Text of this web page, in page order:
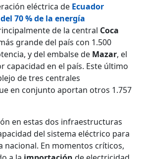
eléctrica de Ecuador
70 % de la energía
de la central Coca
grande del país con 1.500
y del embalse de Mazar, el
capacidad en el país. Este último
de tres centrales
en conjunto aportan otros 1.757
en estas dos infraestructuras
del sistema eléctrico para
nacional. En momentos críticos,